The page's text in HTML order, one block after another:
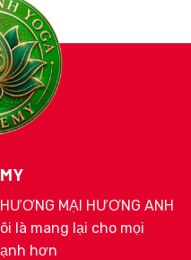
MẠI HƯƠNG ANH
là mang lại cho mọi
hơn